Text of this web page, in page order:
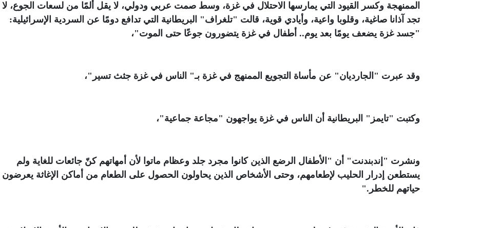
الممنهجة وكسر القيود التي يمارسها الاحتلال في غزة، وسط صمت عربي ودولي، لا يقل ألمًا من لسعات الجوع، لا
تجد آذانا صاغية، وقلوبا واعية، وأيادي قوية، قالت "تلغراف" البريطانية التي تدافع دومًا عن السردية الإسرائيلية:
"جسد غزة يضعف يومًا بعد يوم.. أطفال في غزة يتضورون جوعًا حتى الموت"،
وقد عبرت "الجارديان" عن مأساة التجويع الممنهج في غزة بـ" الناس في غزة جثث تسير "،
وكتبت "تايمز" البريطانية أن الناس في غزة يواجهون "مجاعة جماعية"،
ونشرت "إندبندنت" أن "الأطفال الرضع الذين كانوا مجرد جلد وعظام ماتوا لأن أمهاتهم كنّ جائعات للغاية ولم
يستطعن إدرار الحليب لإطعامهم، وحتى الأشخاص الذين يحاولون الحصول على الطعام من أماكن الإغاثة يعرضون
حياتهم للخطر ".